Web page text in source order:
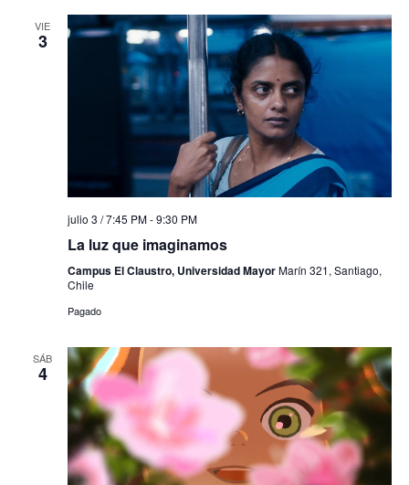
VIE
3
julio 3 / 7:45 PM-9:30 PM
La luz que imaginamos
Campus El Claustro, Universidad MayorMarín 321, Santiago,
Chile
Pagado
SÁB
4